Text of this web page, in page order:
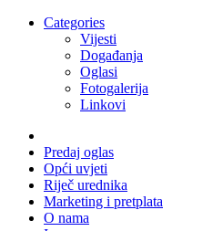
Categories
Vijesti
Događanja
Oglasi
Fotogalerija
Linkovi
Predaj oglas
Opći uvjeti
Riječ urednika
Marketing i pretplata
O nama